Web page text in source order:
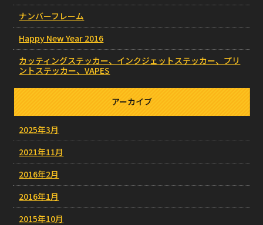
ナンバーフレーム
Happy New Year 2016
カッティングステッカー、インクジェットステッカー、プリ
ントステッカー、VAPES
アーカイブ
2025年3月
2021年11月
2016年2月
2016年1月
2015年10月